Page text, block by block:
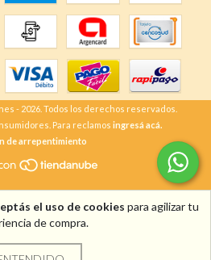
el uso de cookies para agilizar tu
de compra.
- 2026. Todos los derechos reservados.
Para reclamos ingresá acá.
de arrepentimiento